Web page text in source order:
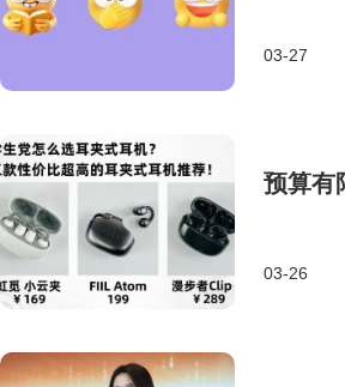
03-27
预算有
03-26